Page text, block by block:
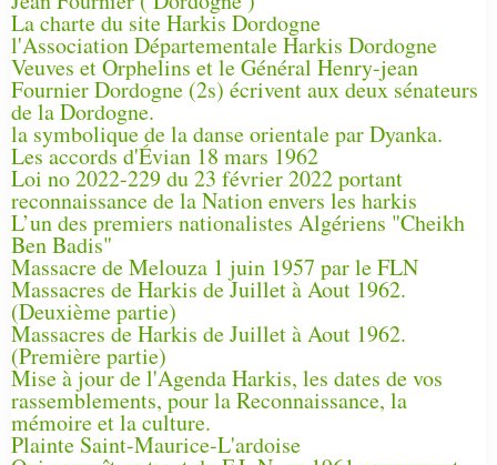
La charte du site Harkis Dordogne
l'Association Départementale Harkis Dordogne
Veuves et Orphelins et le Général Henry-jean
Fournier Dordogne (2s) écrivent aux deux sénateurs
de la Dordogne.
la symbolique de la danse orientale par Dyanka.
Les accords d'Évian 18 mars 1962
Loi no 2022-229 du 23 février 2022 portant
reconnaissance de la Nation envers les harkis
L’un des premiers nationalistes Algériens "Cheikh
Ben Badis"
Massacre de Melouza 1 juin 1957 par le FLN
Massacres de Harkis de Juillet à Aout 1962.
(Deuxième partie)
Massacres de Harkis de Juillet à Aout 1962.
(Première partie)
Mise à jour de l'Agenda Harkis, les dates de vos
rassemblements, pour la Reconnaissance, la
mémoire et la culture.
Plainte Saint-Maurice-L'ardoise